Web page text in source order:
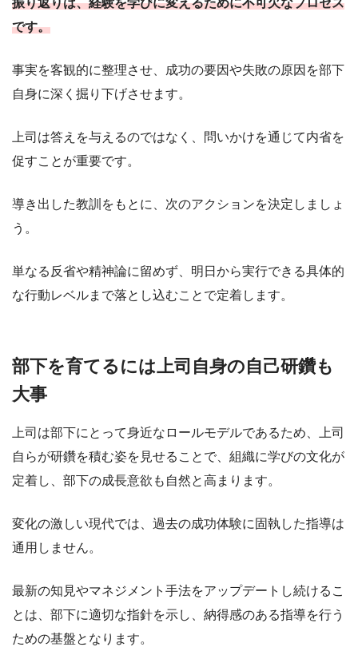
振り返りは、経験を学びに変えるために不可欠なプロセス
です。
事実を客観的に整理させ、成功の要因や失敗の原因を部下
自身に深く掘り下げさせます。
上司は答えを与えるのではなく、問いかけを通じて内省を
促すことが重要です。
導き出した教訓をもとに、次のアクションを決定しましょ
う。
単なる反省や精神論に留めず、明日から実行できる具体的
な行動レベルまで落とし込むことで定着します。
部下を育てるには上司自身の自己研鑽も
大事
上司は部下にとって身近なロールモデルであるため、上司
自らが研鑽を積む姿を見せることで、組織に学びの文化が
定着し、部下の成長意欲も自然と高まります。
変化の激しい現代では、過去の成功体験に固執した指導は
通用しません。
最新の知見やマネジメント手法をアップデートし続けるこ
とは、部下に適切な指針を示し、納得感のある指導を行う
ための基盤となります。